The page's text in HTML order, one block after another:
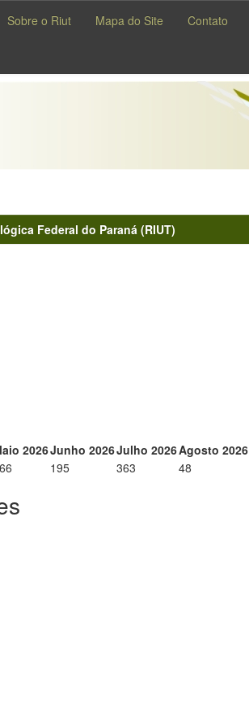
Sobre o Riut Mapa do Site Contato
Federal do Paraná (RIUT)
2026Junho 2026Julho 2026Agosto 2026
195 363 48